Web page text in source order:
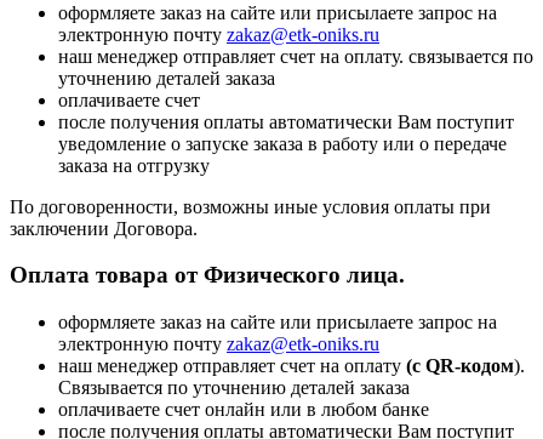
оформляете заказ на сайте или присылаете запрос на
электронную почту zakaz@etk-oniks.ru
наш менеджер отправляет счет на оплату. связывается по
уточнению деталей заказа
оплачиваете счет
после получения оплаты автоматически Вам поступит
уведомление о запуске заказа в работу или о передаче
заказа на отгрузку
По договоренности, возможны иные условия оплаты при
заключении Договора.
Оплата товара от Физического лица.
оформляете заказ на сайте или присылаете запрос на
электронную почту zakaz@etk-oniks.ru
наш менеджер отправляет счет на оплату (с QR-кодом).
Связывается по уточнению деталей заказа
оплачиваете счет онлайн или в любом банке
после получения оплаты автоматически Вам поступит